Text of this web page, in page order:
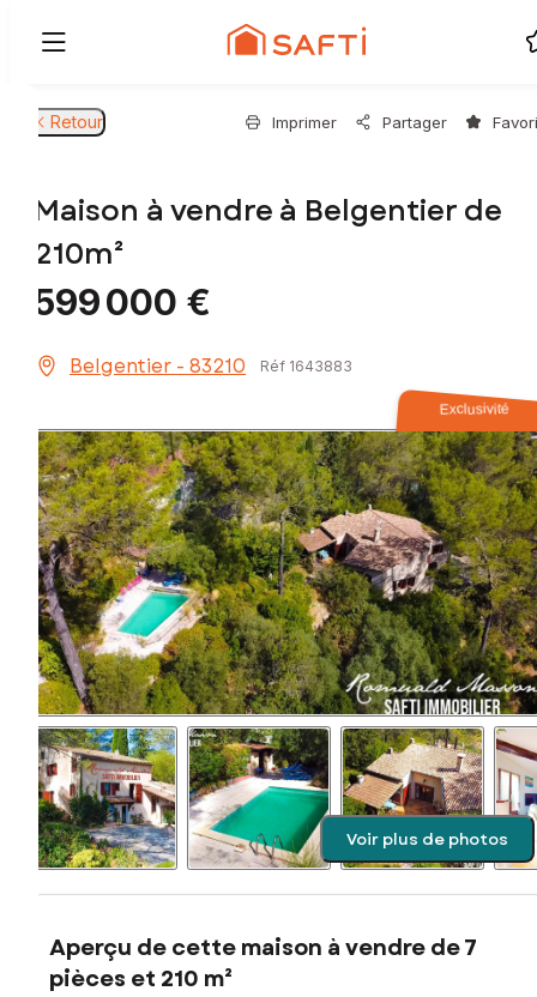
Retour Imprimer Partager
Maison à vendre à Belgentier de
210m²
599 000 €
Belgentier - 83210 Réf 1643883
Exclusivité
Voir plus de photos
Aperçu de cette maison à vendre de 7
pièces et 210 m²